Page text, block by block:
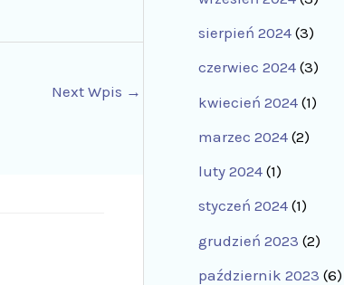
Next Wpis →
sierpień 2024(3)
czerwiec 2024(3)
kwiecień 2024(1)
marzec 2024(2)
luty 2024(1)
styczeń 2024(1)
grudzień 2023 (2)
październik 2023 (6)